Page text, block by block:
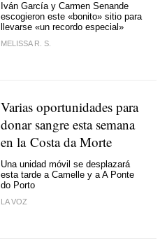
Iván García y Carmen Senande
escogieron este «bonito» sitio para
llevarse «un recordo especial»
MELISSA R. S.
Varias oportunidades para
donar sangre esta semana
en la Costa da Morte
Una unidad móvil se desplazará
esta tarde a Camelle y a A Ponte
do Porto
LA VOZ